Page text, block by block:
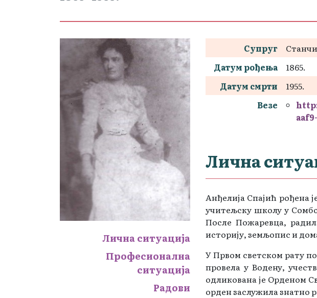
Лична ситуација
Професионална
ситуација
Радови
Супруг
Датум рођења
1865.
Датум смрти
1955.
Везе
Лична
Анђелија Спајић рођена
учитељску школу у
После Пожаревца,
историју, земљопис и
У Првом светском рату
провела у Водену,
одликована је Орденом
орден заслужила знатно